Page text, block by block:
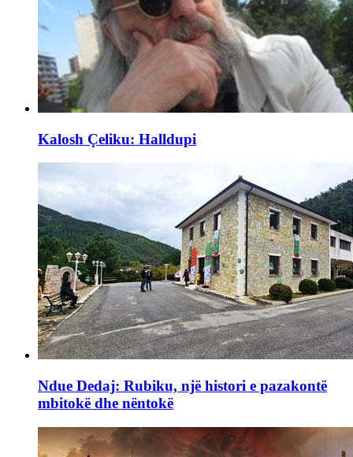
Kalosh Çeliku: Halldupi
Ndue Dedaj: Rubiku, një histori e pazakontë
mbitokë dhe nëntokë